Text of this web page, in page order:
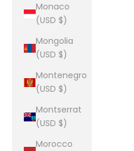
Monaco
(USD $)
Mongolia
(USD $)
Montenegro
(USD $)
Montserrat
(USD $)
Morocco